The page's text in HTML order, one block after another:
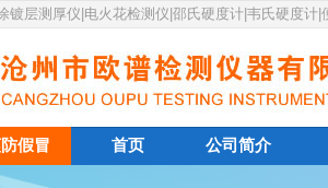
镀层测厚仪|电火花检测仪|邵氏硬度计|韦氏硬度计|
假冒 首页 公司简介